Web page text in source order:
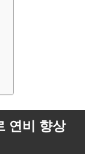
연비 향상